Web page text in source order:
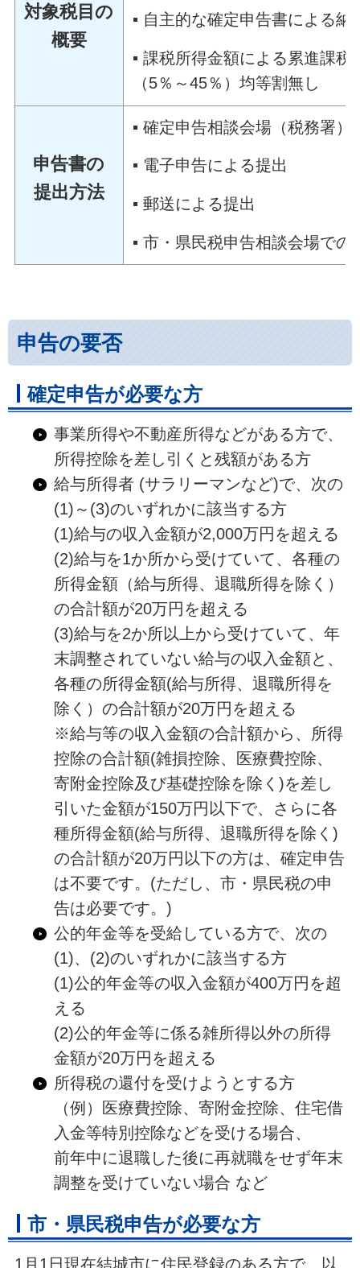
対象税目の
概要
▪ 自主的な確定申告書による
▪ 課税所得金額による累進課税
（5％～45％）均等割無し
申告書の
提出方法
▪ 確定申告相談会場（税務署）
▪ 電子申告による提出
▪ 郵送による提出
▪ 市・県民税申告相談会場で
申告の要否
確定申告が必要な方
事業所得や不動産所得などがある方で、
所得控除を差し引くと残額がある方
給与所得者 (サラリーマンなど)で、次の
(1)～(3)のいずれかに該当する方
(1)給与の収入金額が2,000万円を超える
(2)給与を1か所から受けていて、各種の
所得金額（給与所得、退職所得を除く）
の合計額が20万円を超える
(3)給与を2か所以上から受けていて、年
末調整されていない給与の収入金額と、
各種の所得金額(給与所得、退職所得を
除く）の合計額が20万円を超える
※給与等の収入金額の合計額から、所得
控除の合計額(雑損控除、医療費控除、
寄附金控除及び基礎控除を除く)を差し
引いた金額が150万円以下で、さらに各
種所得金額(給与所得、退職所得を除く)
の合計額が20万円以下の方は、確定申告
は不要です。(ただし、市・県民税の申
告は必要です。)
公的年金等を受給している方で、次の
(1)、(2)のいずれかに該当する方
(1)公的年金等の収入金額が400万円を超
える
(2)公的年金等に係る雑所得以外の所得
金額が20万円を超える
所得税の還付を受けようとする方
（例）医療費控除、寄附金控除、住宅借
入金等特別控除などを受ける場合、
前年中に退職した後に再就職をせず年末
調整を受けていない場合 など
市・県民税申告が必要な方
1月1日現在結城市に住民登録のある方で、以